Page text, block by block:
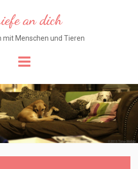
an dich
mit Menschen und Tieren